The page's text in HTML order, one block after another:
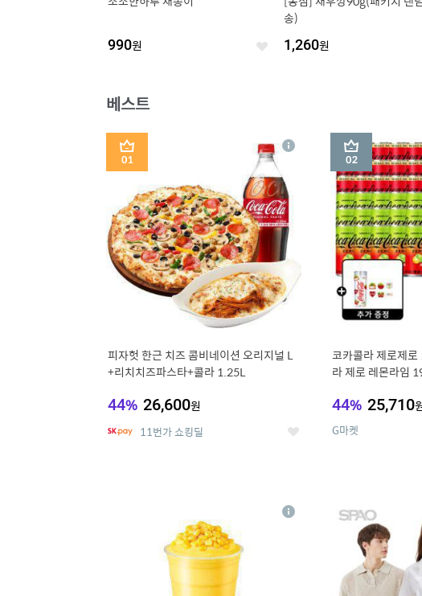
990원 좋
송)
1,260원
베스트
1
피자헛 한근 치즈 콤비네이션 오리지널 L
+리치치즈파스타+콜라 1.25L
44% 26,600원
11번가 쇼킹딜 좋
상
2
코카콜라 제로제
라 제로 레몬라임
44% 25,710
G마켓
상